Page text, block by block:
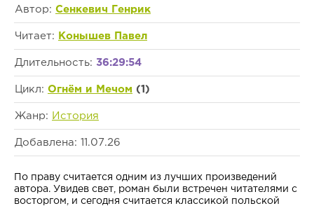
Автор: Сенкевич Генрик
Читает: Конышев Павел
Длительность: 36:29:54
Цикл: Огнём и Мечом (1)
Жанр: История
Добавлена: 11.07.26
По праву считается одним из лучших произведений
автора. Увидев свет, роман были встречен читателями с
восторгом, и сегодня считается классикой польской